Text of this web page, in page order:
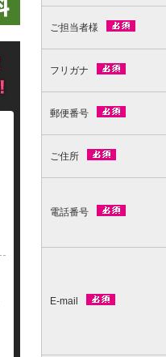
ご担当者様
フリガナ
郵便番号
ご住所
電話番号
E-mail